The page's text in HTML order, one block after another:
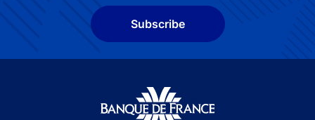
Subscribe